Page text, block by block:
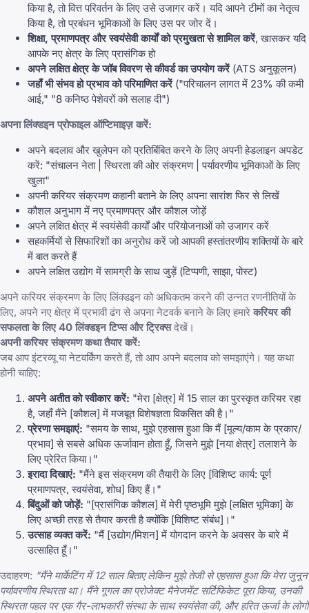
किया है, तो वित्त परिवर्तन के लिए उसे उजागर करें। यदि आपने टीमों का नेतृत्व
किया है, तो प्रबंधन भूमिकाओं के लिए उस पर जोर दें।
शिक्षा, प्रमाणपत्र और स्वयंसेवी कार्यों को प्रमुखता से शामिल करें, खासकर यदि
आपके नए क्षेत्र के लिए प्रासंगिक हो
अपने लक्षित क्षेत्र के जॉब विवरण से कीवर्ड का उपयोग करें(ATS अनुकूलन)
जहाँ भी संभव हो प्रभाव को परिमाणित करें("परिचालन लागत में 23% की कमी
आई," "8 कनिष्ठ पेशेवरों को सलाह दी")
अपना लिंक्डइन प्रोफाइल ऑप्टिमाइज़ करें:
अपने बदलाव और खुलेपन को प्रतिबिंबित करने के लिए अपनी हेडलाइन अपडेट
करें: "संचालन नेता | स्थिरता की ओर संक्रमण | पर्यावरणीय भूमिकाओं के लिए
खुला"
अपनी करियर संक्रमण कहानी बताने के लिए अपना सारांश फिर से लिखें
कौशल अनुभाग में नए प्रमाणपत्र और कौशल जोड़ें
अपने लक्षित क्षेत्र में स्वयंसेवी कार्यों और परियोजनाओं को उजागर करें
सहकर्मियों से सिफारिशों का अनुरोध करें जो आपकी हस्तांतरणीय शक्तियों के बारे
में बात करते हैं
अपने लक्षित उद्योग में सामग्री के साथ जुड़ें (टिप्पणी, साझा, पोस्ट)
अपने करियर संक्रमण के लिए लिंक्डइन को अधिकतम करने की उन्नत रणनीतियों के
लिए, अपने नए क्षेत्र में प्रभावी ढंग से अपना नेटवर्क बनाने के लिए हमारे करियर की
सफलता के लिए 40 लिंक्डइन टिप्स और ट्रिक्सदेखें।
अपनी करियर संक्रमण कथा तैयार करें:
जब आप इंटरव्यू या नेटवर्किंग करते हैं, तो आप अपने बदलाव को समझाएंगे। यह कथा
होनी चाहिए:
अपने अतीत को स्वीकार करें: "मेरा [क्षेत्र] में 15 साल का पुरस्कृत करियर रहा
है, जहाँ मैंने [कौशल] में मजबूत विशेषज्ञता विकसित की है।"
प्रेरणा समझाएं: "समय के साथ, मुझे एहसास हुआ कि मैं [मूल्य/काम के प्रकार/
प्रभाव] से सबसे अधिक ऊर्जावान होता हूँ, जिसने मुझे [नया क्षेत्र] तलाशने के
लिए प्रेरित किया।"
इरादा दिखाएं: "मैंने इस संक्रमण की तैयारी के लिए [विशिष्ट कार्य: पूर्ण
प्रमाणपत्र, स्वयंसेवा, शोध] किए हैं।"
बिंदुओं को जोड़ें: "[प्रासंगिक कौशल] में मेरी पृष्ठभूमि मुझे [लक्षित भूमिका] के
लिए अच्छी तरह से तैयार करती है क्योंकि [विशिष्ट संबंध]।"
उत्साह व्यक्त करें: "मैं [उद्योग/मिशन] में योगदान करने के अवसर के बारे में
उत्साहित हूँ।"
उदाहरण: "मैंने मार्केटिंग में 12 साल बिताए लेकिन मुझे तेजी से एहसास हुआ कि मेरा जुनून
पर्यावरणीय स्थिरता था। मैंने गूगल का प्रोजेक्ट मैनेजमेंट सर्टिफिकेट पूरा किया, उनकी
स्थिरता पहल पर एक गैर-लाभकारी संस्था के साथ स्वयंसेवा की, और हरित ऊर्जा के लोगों